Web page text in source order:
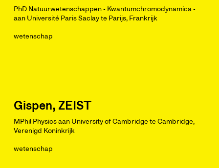
PhD Natuurwetenschappen - Kwantumchromodynamica -
aan Université Paris Saclay te Parijs, Frankrijk
wetenschap
Gispen, ZEIST
MPhil Physics aan University of Cambridge te Cambridge,
Verenigd Koninkrijk
wetenschap